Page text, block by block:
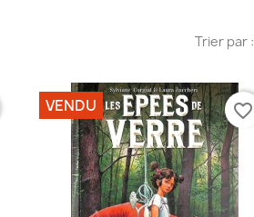
Trier par :
VENDU favorite_border